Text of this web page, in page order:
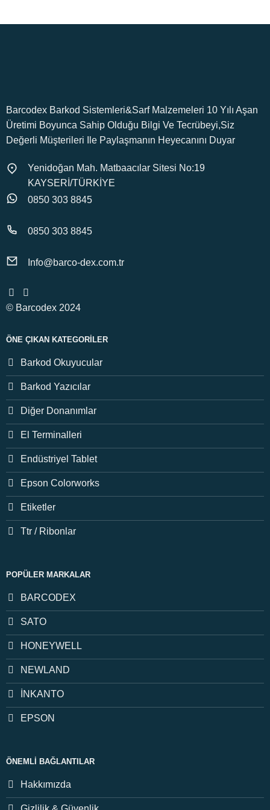
Barcodex Barkod Sistemleri&Sarf Malzemeleri 10 Yılı Aşan
Üretimi Boyunca Sahip Olduğu Bilgi Ve Tecrübeyi,Siz
Değerli Müşterileri Ile Paylaşmanın Heyecanını Duyar
Yenidoğan Mah. Matbaacılar Sitesi No:19
KAYSERİ/TÜRKİYE
0850 303 8845
0850 303 8845
Info@barco-dex.com.tr
© Barcodex 2024
ÖNE ÇIKAN KATEGORILER
Barkod Okuyucular
Barkod Yazıcılar
Diğer Donanımlar
El Terminalleri
Endüstriyel Tablet
Epson Colorworks
Etiketler
Ttr / Ribonlar
POPÜLER MARKALAR
BARCODEX
SATO
HONEYWELL
NEWLAND
İNKANTO
EPSON
ÖNEMLI BAĞLANTILAR
Hakkımızda